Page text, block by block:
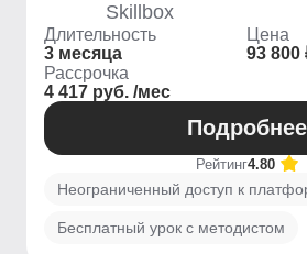
Skillbox
Длительность
3 месяца
Цена
93 800
Рассрочка
4 417 руб. /мес
Подробнее
Рейтинг4.80
Неограниченный доступ к
Бесплатный урок с методистом